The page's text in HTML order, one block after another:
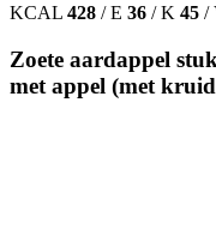
KCAL 428 / E 36 / K 45 /
Zoete aardappel
met appel (met